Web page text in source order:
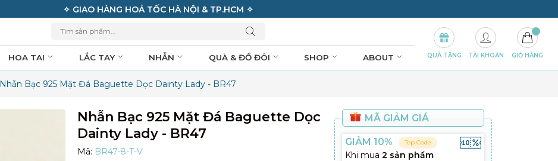
✧ GIAO HÀNG HOẢ TỐC HÀ NỘI & TP.HCM ✧
HOA TAI LẮC TAY NHẪN QUÀ & ĐỒ ĐÔI SHOP ABOUT QUÀ TẶNG TÀI KHOẢN GIỎ HÀNG
Nhẫn Bạc 925 Mặt Đá Baguette Dọc Dainty Lady - BR47
Nhẫn Bạc 925 Mặt Đá Baguette Dọc
Dainty Lady - BR47
Mã: BR47-8-T-V
MÃ GIẢM GIÁ
GIẢM 10% Top Code
Khi mua 2 sản phẩm